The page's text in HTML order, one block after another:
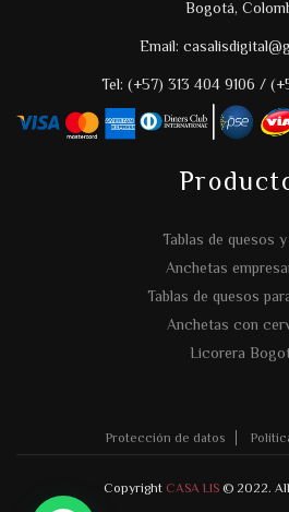
Bogotá,
Email:
Tel: (+57) 313 404 9106 /
Tablas de quesos
Anchetas
Tablas de quesos
Anchetas con
Licorera
Protección de datos
CopyrightCASA LIS© 2022. All